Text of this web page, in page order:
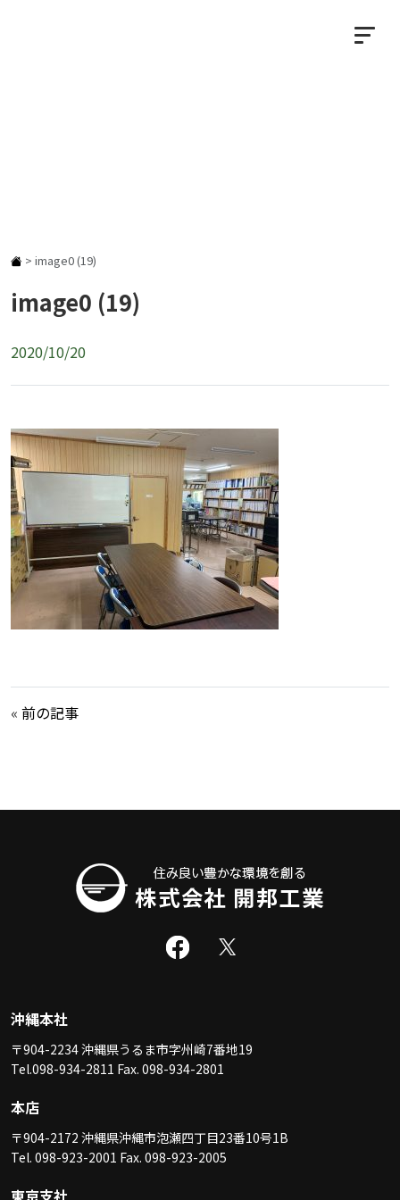
> image0 (19)
image0 (19)
2020/10/20
« 前の記事
沖縄本社
〒904-2234 沖縄県うるま市字州崎7番地19
Tel.098-934-2811 Fax. 098-934-2801
本店
〒904-2172 沖縄県沖縄市泡瀬四丁目23番10号1B
Tel. 098-923-2001 Fax. 098-923-2005
東京支社